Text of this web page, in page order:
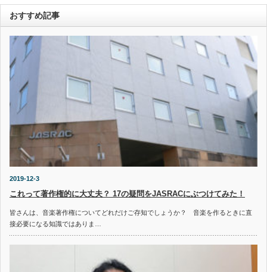
おすすめ記事
2019-12-3
これって著作権的に大丈夫？ 17の疑問をJASRACにぶつけてみた！
皆さんは、音楽著作権についてどれだけご存知でしょうか？ 音楽を作るときに直
接必要になる知識ではありま…